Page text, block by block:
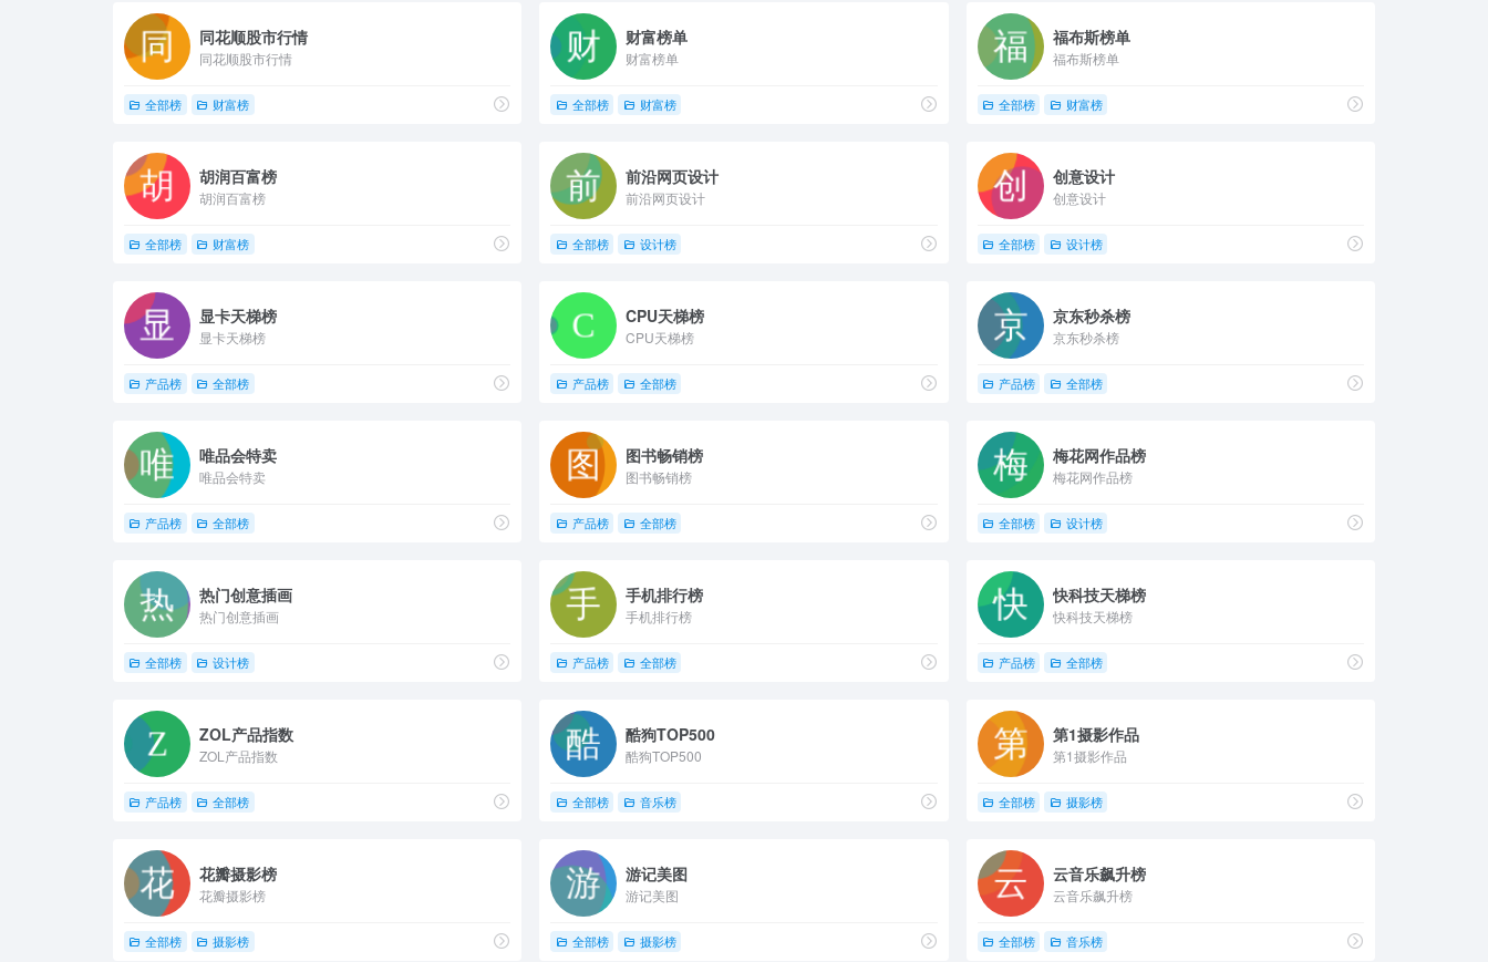
同花顺股市行情
同花顺股市行情
全部榜 财富榜
财富榜单
财富榜单
全部榜 财富榜
福布斯榜单
福布斯榜单
全部榜 财富榜
胡润百富榜
胡润百富榜
全部榜 财富榜
前沿网页设计
前沿网页设计
全部榜 设计榜
创意设计
创意设计
全部榜 设计榜
显卡天梯榜
显卡天梯榜
产品榜 全部榜
CPU天梯榜
CPU天梯榜
产品榜 全部榜
京东秒杀榜
京东秒杀榜
产品榜 全部榜
唯品会特卖
唯品会特卖
产品榜 全部榜
图书畅销榜
图书畅销榜
产品榜 全部榜
梅花网作品榜
梅花网作品榜
全部榜 设计榜
热门创意插画
热门创意插画
全部榜 设计榜
手机排行榜
手机排行榜
产品榜 全部榜
快科技天梯榜
快科技天梯榜
产品榜 全部榜
ZOL产品指数
ZOL产品指数
产品榜 全部榜
酷狗TOP500
酷狗TOP500
全部榜 音乐榜
第1摄影作品
第1摄影作品
全部榜 摄影榜
花瓣摄影榜
花瓣摄影榜
全部榜 摄影榜
游记美图
游记美图
全部榜 摄影榜
云音乐飙升榜
云音乐飙升榜
全部榜 音乐榜